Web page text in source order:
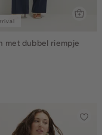
met dubbel riempje